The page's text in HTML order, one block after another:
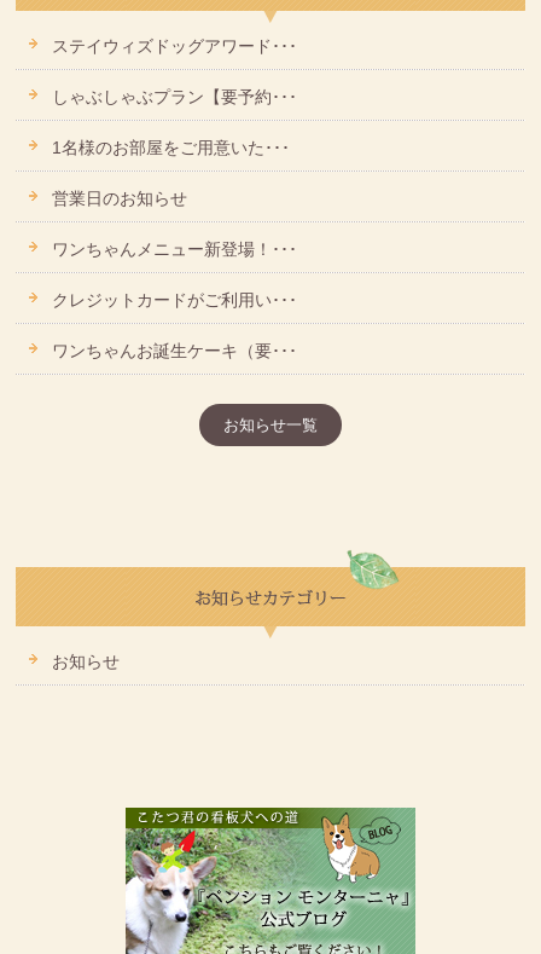
ステイウィズドッグアワード･･･
しゃぶしゃぶプラン【要予約･･･
1名様のお部屋をご用意いた･･･
営業日のお知らせ
ワンちゃんメニュー新登場！･･･
クレジットカードがご利用い･･･
ワンちゃんお誕生ケーキ（要･･･
お知らせ一覧
お知らせ